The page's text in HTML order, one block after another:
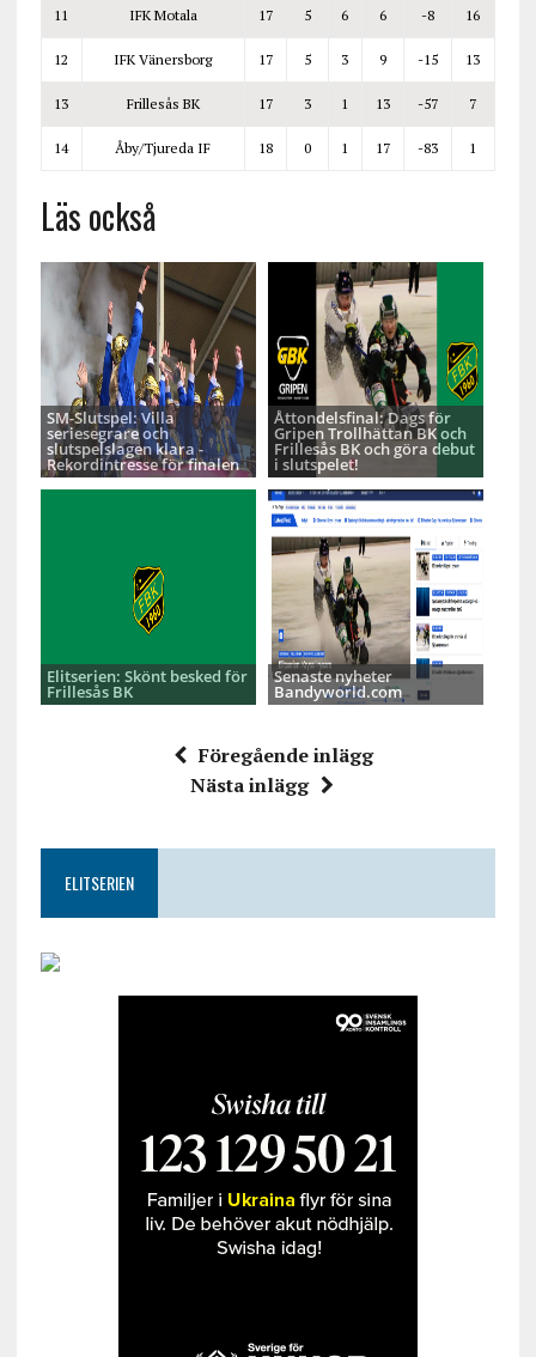
11 IFK Motala 17 5 6 6 -8 16
12 IFK Vänersborg 17 5 3 9 -15 13
13 Frillesås BK 17 3 1 13 -57 7
14 Åby/Tjureda IF 18 0 1 17 -83 1
Läs också
SM-Slutspel: Villa
seriesegrare och
slutspelslagen klara -
Rekordintresse för finalen
Åttondelsfinal: Dags för
Gripen Trollhättan BK och
Frillesås BK och göra debut
i slutspelet!
Elitserien: Skönt besked för
Frillesås BK
Senaste nyheter
Bandyworld.com
Föregående inlägg
Nästa inlägg
ELITSERIEN